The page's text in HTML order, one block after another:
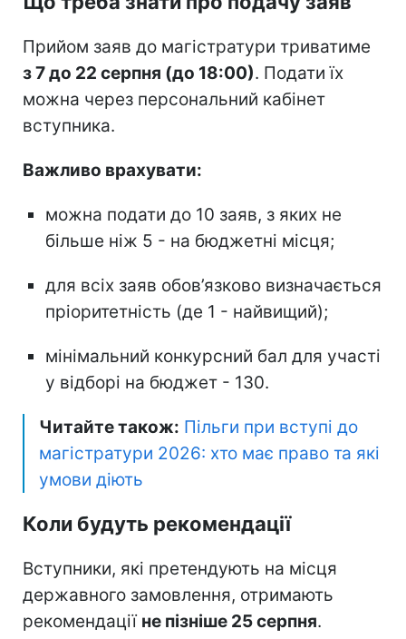
Прийом заяв до магістратури триватиме
з 7 до 22 серпня (до 18:00). Подати їх
можна через персональний кабінет
вступника.
Важливо врахувати:
можна подати до 10 заяв, з яких не
більше ніж 5 - на бюджетні місця;
для всіх заяв обов’язково визначається
пріоритетність (де 1 - найвищий);
мінімальний конкурсний бал для участі
у відборі на бюджет - 130.
Читайте також: Пільги при вступі до
магістратури 2026: хто має право та які
умови діють
Коли будуть рекомендації
Вступники, які претендують на місця
державного замовлення, отримають
рекомендації не пізніше 25 серпня.